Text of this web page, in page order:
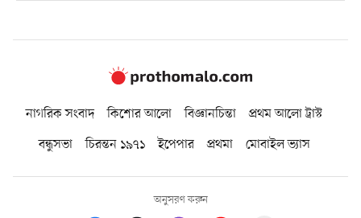
নাগরিক সংবাদ কিশোর আলো বিজ্ঞানচিন্তা
প্রথম আলো ট্রাস্ট
বন্ধুসভা
চিরন্তন ১৯৭১ ইপেপার প্রথমা মোবাইল ভ্যাস
অনুসরণ করুন